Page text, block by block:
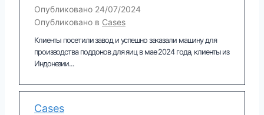
Опубликовано 24/07/2024
Опубликовано в Cases
Клиенты посетили завод и успешно заказали машину для
производства поддонов для яиц в мае 2024 года, клиенты из
Индонезии...
Cases